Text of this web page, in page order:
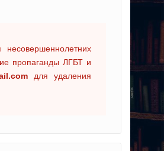
пропаганды ЛГБТ и
для удаления